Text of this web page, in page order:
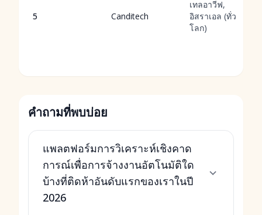
5 Canditech
เทลอาวีฟ,
อิสราเอล (ทั่ว
โลก)
คำถามที่พบบ่อย
แพลตฟอร์มการวิเคราะห์เชิงคาด
การณ์เพื่อการจ้างงานอัตโนมัติใด
บ้างที่ติดห้าอันดับแรกของเราในปี
2026